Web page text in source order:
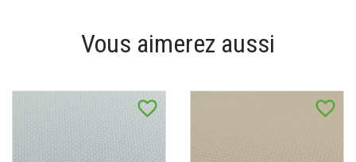
Vous aimerez aussi
favorite_border favorite_border